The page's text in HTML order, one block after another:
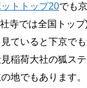
トトップ20でも
寺では全国トッ
ていると下京で
稲荷大社の狐ス
地でもあります。